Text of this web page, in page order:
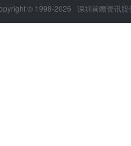
© 1998-2026 深圳前瞻资讯股